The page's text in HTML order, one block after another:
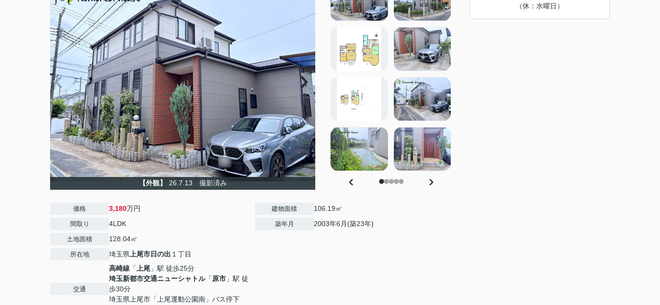
【外観】 26.7.13 撮影済み
価格 3,180万円
間取り 4LDK
土地面積 128.04㎡
所在地 埼玉県 上尾市日の出 １丁目
交通
高崎線 「 上尾 」駅 徒歩25分
埼玉新都市交通ニューシャトル「原市 」駅 徒
歩30分
埼玉県上尾市「上尾運動公園南」バス停下
建物面積 106.19㎡
築年月 2003年6月(築23年)
（休：水曜日）